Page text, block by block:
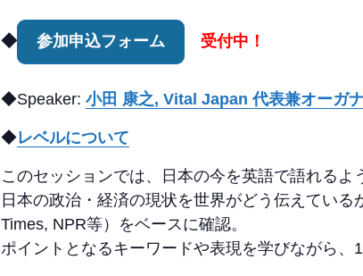
◆ 参加申込フォーム 受付中！
◆Speaker: 小田 康之, Vital Japan 代表兼オーガ
◆レベルについて
このセッションでは、日本の今を英語で語れるよ
日本の政治・経済の現状を世界がどう伝えてい
Times, NPR等）をベースに確認。
ポイントとなるキーワードや表現を学びながら、